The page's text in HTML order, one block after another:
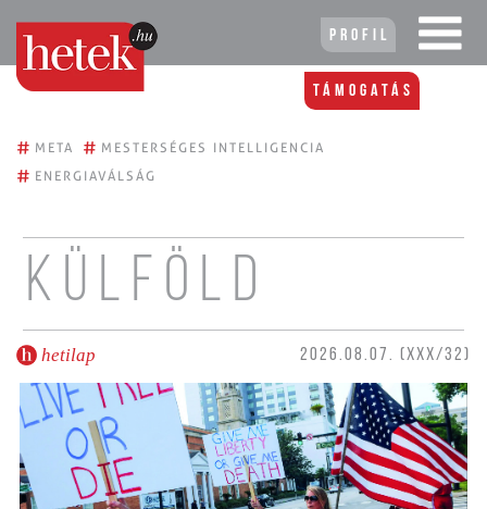
Profil
Támogatás
# META # MESTERSÉGES INTELLIGENCIA
# ENERGIAVÁLSÁG
Külföld
hetilap 2026.08.07. (XXX/32)